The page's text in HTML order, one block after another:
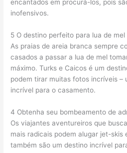
encantados em procurá-los, pois
inofensivos.
5 O destino perfeito para lua de mel
As praias de areia branca sempre
casados ​​a passar a lua de mel
máximo. Turks e Caicos é um
podem tirar muitas fotos incríveis –
incrível para o casamento.
4 Obtenha seu bombeamento de
Os viajantes aventureiros que
mais radicais podem alugar jet-skis
também são um destino incrível